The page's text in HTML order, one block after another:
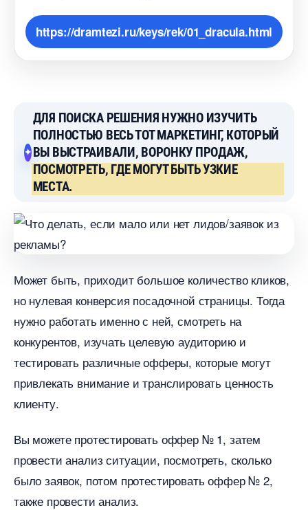
https://dramtezi.ru/keys/rek/01_dracula.html
ДЛЯ ПОИСКА РЕШЕНИЯ НУЖНО ИЗУЧИТЬ
ПОЛНОСТЬЮ ВЕСЬ ТОТ МАРКЕТИНГ, КОТОРЫЙ
Ы ВЫСТРАИВАЛИ, ВОРОНКУ ПРОДАЖ,
ПОСМОТРЕТЬ, ГДЕ МОГУТ БЫТЬ УЗКИЕ
МЕСТА.
Может быть, приходит большое количество кликов,
но нулевая конверсия посадочной страницы. Тогда
нужно работать именно с ней, смотреть на
конкурентов, изучать целевую аудиторию и
тестировать различные офферы, которые могут
привлекать внимание и транслировать ценность
клиенту.
ы можете протестировать оффер № 1, затем
провести анализ ситуации, посмотреть, сколько
ыло заявок, потом протестировать оффер № 2,
также провести анализ.